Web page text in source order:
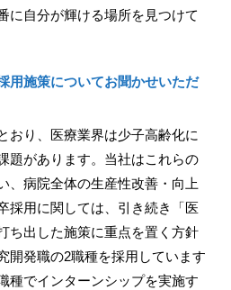
に自分が輝ける場所を見つけて
用施策についてお聞かせいただ
おり、医療業界は少子高齢化に
題があります。当社はこれらの
、病院全体の生産性改善・向上
採用に関しては、引き続き「医
ち出した施策に重点を置く方針
開発職の2職種を採用しています
種でインターンシップを実施す